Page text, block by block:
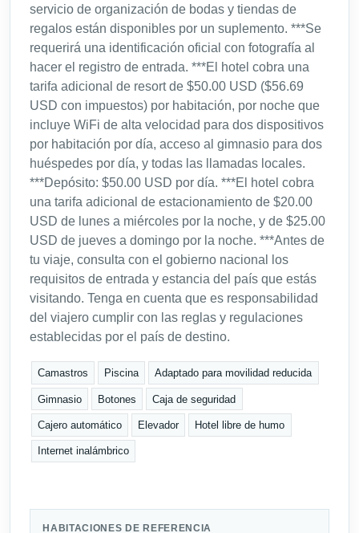
servicio de organización de bodas y tiendas de
regalos están disponibles por un suplemento. ***Se
requerirá una identificación oficial con fotografía al
hacer el registro de entrada. ***El hotel cobra una
tarifa adicional de resort de $50.00 USD ($56.69
USD con impuestos) por habitación, por noche que
incluye WiFi de alta velocidad para dos dispositivos
por habitación por día, acceso al gimnasio para dos
huéspedes por día, y todas las llamadas locales.
***Depósito: $50.00 USD por día. ***El hotel cobra
una tarifa adicional de estacionamiento de $20.00
USD de lunes a miércoles por la noche, y de $25.00
USD de jueves a domingo por la noche. ***Antes de
tu viaje, consulta con el gobierno nacional los
requisitos de entrada y estancia del país que estás
visitando. Tenga en cuenta que es responsabilidad
del viajero cumplir con las reglas y regulaciones
establecidas por el país de destino.
Camastros Piscina Adaptado para movilidad reducida
Gimnasio Botones Caja de seguridad
Cajero automático Elevador Hotel libre de humo
Internet inalámbrico
HABITACIONES DE REFERENCIA